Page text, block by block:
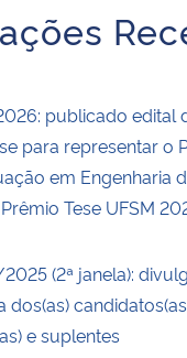
publicado edital
para representar o
em Engenharia
Tese UFSM
(2ª janela):
dos(as)
e suplentes